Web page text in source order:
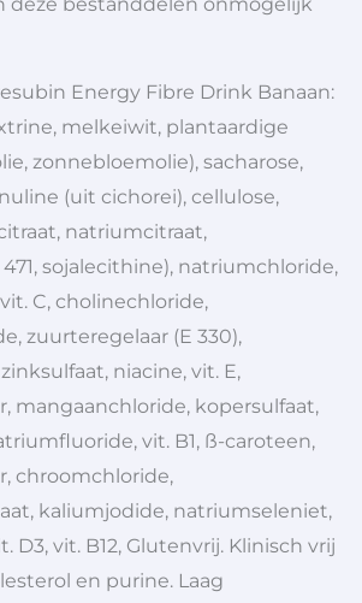
deze bestanddelen onmogelijk
Energy Fibre Drink Banaan:
melkeiwit, plantaardige
zonnebloemolie), sacharose,
(uit cichorei), cellulose,
natriumcitraat,
sojalecithine), natriumchloride,
C, cholinechloride,
zuurteregelaar (E 330),
niacine, vit. E,
mangaanchloride, kopersulfaat,
vit. B1, ß-caroteen,
chroomchloride,
kaliumjodide, natriumseleniet,
D3, vit. B12, Glutenvrij. Klinisch vrij
en purine. Laag